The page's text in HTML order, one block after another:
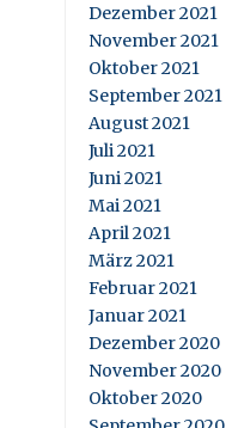
Dezember 2021
November 2021
Oktober 2021
September 2021
August 2021
Juli 2021
Juni 2021
Mai 2021
April 2021
März 2021
Februar 2021
Januar 2021
Dezember 2020
November 2020
Oktober 2020